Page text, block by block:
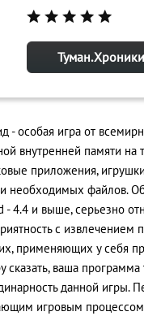
- особая игра от
внутренней памяти
приложения,
необходимых файлов.
- 4.4 и выше, серьезно
с
применяющих у себя
сказать, ваша
данной игры.
игровым